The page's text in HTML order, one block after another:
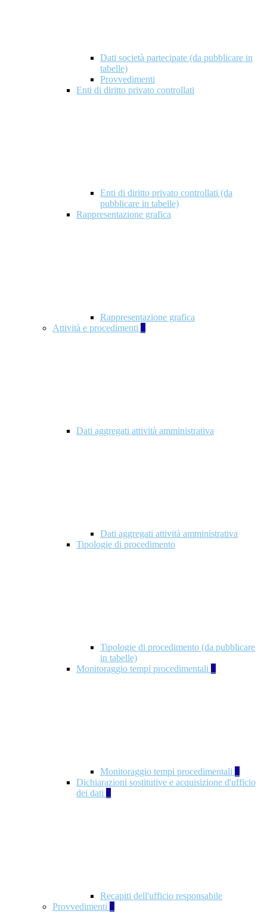
Dati società partecipate (da pubblicare in
tabelle)
Provvedimenti
Enti di diritto privato controllati
Enti di diritto privato controllati (da
pubblicare in tabelle)
Rappresentazione grafica
Rappresentazione grafica
Attività e procedimenti 5
Dati aggregati attività amministrativa
Dati aggregati attività amministrativa
Tipologie di procedimento
Tipologie di procedimento (da pubblicare
in tabelle)
Monitoraggio tempi procedimentali 4
Monitoraggio tempi procedimentali 4
Dichiarazioni sostitutive e acquisizione d'ufficio
dei dati 1
Recapiti dell'ufficio responsabile
Provvedimenti 3